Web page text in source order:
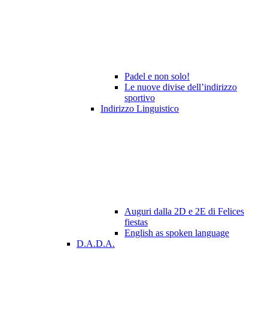
Padel e non solo!
Le nuove divise dell’indirizzo
sportivo
Indirizzo Linguistico
Auguri dalla 2D e 2E di Felices
fiestas
English as spoken language
D.A.D.A.